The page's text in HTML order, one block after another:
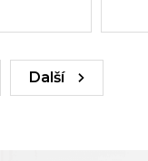
Další